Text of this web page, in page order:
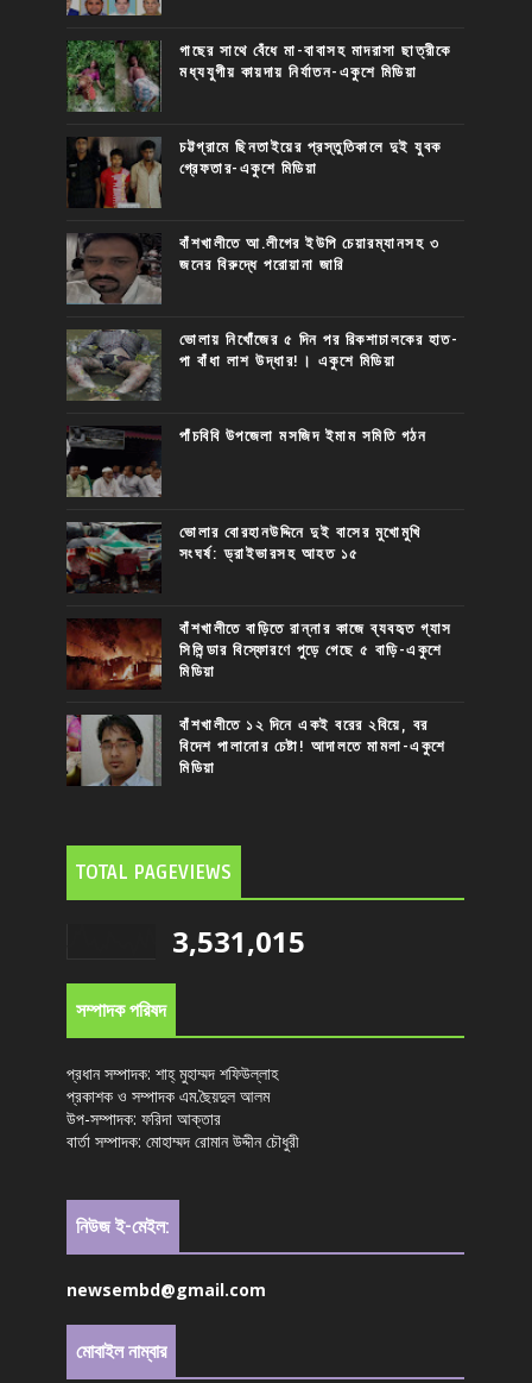
গাছের সাথে বেঁধে মা-বাবাসহ মাদরাসা ছাত্রীকে
মধ্যযুগীয় কায়দায় নির্যাতন-একুশে মিডিয়া
চট্টগ্রামে ছিনতাইয়ের প্রস্তুতিকালে দুই যুবক
গ্রেফতার-একুশে মিডিয়া
বাঁশখালীতে আ.লীগের ইউপি চেয়ারম্যানসহ ৩
জনের বিরুদ্ধে পরোয়ানা জারি
ভোলায় নিখোঁজের ৫ দিন পর রিকশাচালকের হাত-
পা বাঁধা লাশ উদ্ধার!। একুশে মিডিয়া
পাঁচবিবি উপজেলা মসজিদ ইমাম সমিতি গঠন
ভোলার বোরহানউদ্দিনে দুই বাসের মুখোমুখি
সংঘর্ষ: ড্রাইভারসহ আহত ১৫
বাঁশখালীতে বাড়িতে রান্নার কাজে ব্যবহৃত গ্যাস
সিলিন্ডার বিস্ফোরণে পুড়ে গেছে ৫ বাড়ি-একুশে
মিডিয়া
বাঁশখালীতে ১২ দিনে একই বরের ২বিয়ে, বর
বিদেশ পালানোর চেষ্টা! আদালতে মামলা-একুশে
মিডিয়া
TOTAL PAGEVIEWS
3,531,015
সম্পাদক পরিষদ
প্রধান সম্পাদক: শাহ্ মুহাম্মদ শফিউল্লাহ
প্রকাশক ও সম্পাদক এম.ছৈয়দুল আলম
উপ-সম্পাদক: ফরিদা আক্তার
বার্তা সম্পাদক: মোহাম্মদ রোমান উদ্দীন চৌধুরী
নিউজ ই-মেইল:
newsembd@gmail.com
মোবাইল নাম্বার